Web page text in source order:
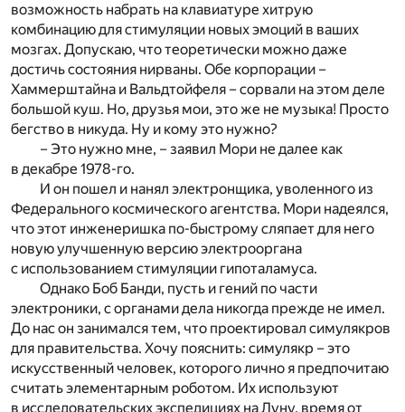
возможность набрать на клавиатуре хитрую
комбинацию для стимуляции новых эмоций в ваших
мозгах. Допускаю, что теоретически можно даже
достичь состояния нирваны. Обе корпорации –
Хаммерштайна и Вальдтойфеля – сорвали на этом деле
большой куш. Но, друзья мои, это же не музыка! Просто
бегство в никуда. Ну и кому это нужно?
– Это нужно мне, – заявил Мори не далее как
в декабре 1978-го.
И он пошел и нанял электронщика, уволенного из
Федерального космического агентства. Мори надеялся,
что этот инженеришка по-быстрому сляпает для него
новую улучшенную версию электрооргана
с использованием стимуляции гипоталамуса.
Однако Боб Банди, пусть и гений по части
электроники, с органами дела никогда прежде не имел.
До нас он занимался тем, что проектировал симулякров
для правительства. Хочу пояснить: симулякр – это
искусственный человек, которого лично я предпочитаю
считать элементарным роботом. Их используют
в исследовательских экспедициях на Луну, время от